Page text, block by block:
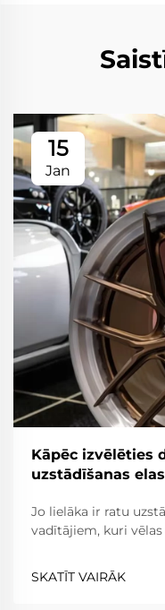
15
Jan
Kāpēc izvēlēties
uzstādīšanas
Jo lielāka ir ratu
vadītājiem, kuri
Divdaļu rati ir
SKATĪT VAIRĀK